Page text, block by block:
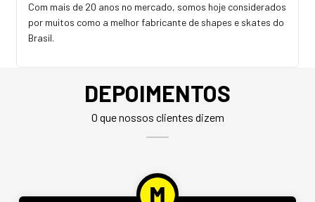
Com mais de 20 anos no mercado, somos hoje considerados
por muitos como a melhor fabricante de shapes e skates do
Brasil.
DEPOIMENTOS
O que nossos clientes dizem